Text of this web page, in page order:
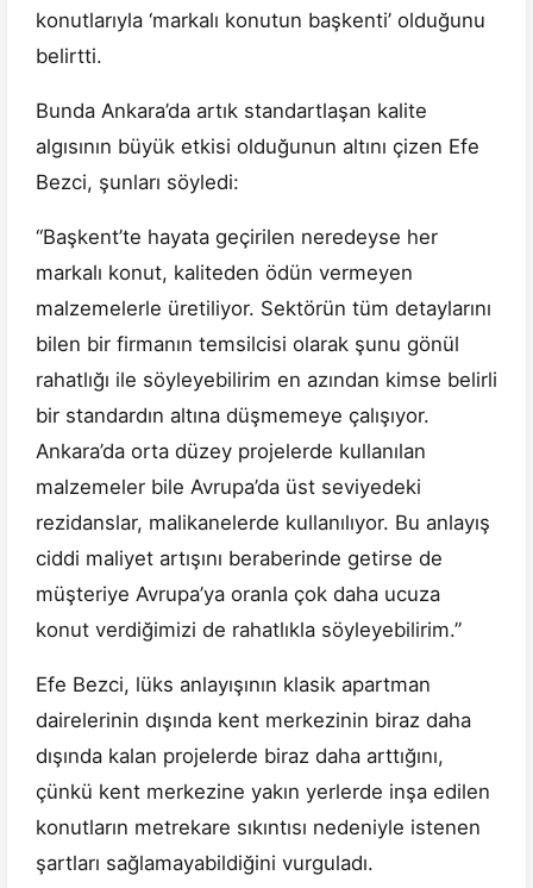
konutlarıyla ‘markalı konutun başkenti’ olduğunu
belirtti.
Bunda Ankara’da artık standartlaşan kalite
algısının büyük etkisi olduğunun altını çizen Efe
Bezci, şunları söyledi:
“Başkent’te hayata geçirilen neredeyse her
markalı konut, kaliteden ödün vermeyen
malzemelerle üretiliyor. Sektörün tüm detaylarını
bilen bir firmanın temsilcisi olarak şunu gönül
rahatlığı ile söyleyebilirim en azından kimse belirli
bir standardın altına düşmemeye çalışıyor.
Ankara’da orta düzey projelerde kullanılan
malzemeler bile Avrupa’da üst seviyedeki
rezidanslar, malikanelerde kullanılıyor. Bu anlayış
ciddi maliyet artışını beraberinde getirse de
müşteriye Avrupa’ya oranla çok daha ucuza
konut verdiğimizi de rahatlıkla söyleyebilirim.”
Efe Bezci, lüks anlayışının klasik apartman
dairelerinin dışında kent merkezinin biraz daha
dışında kalan projelerde biraz daha arttığını,
çünkü kent merkezine yakın yerlerde inşa edilen
konutların metrekare sıkıntısı nedeniyle istenen
şartları sağlamayabildiğini vurguladı.